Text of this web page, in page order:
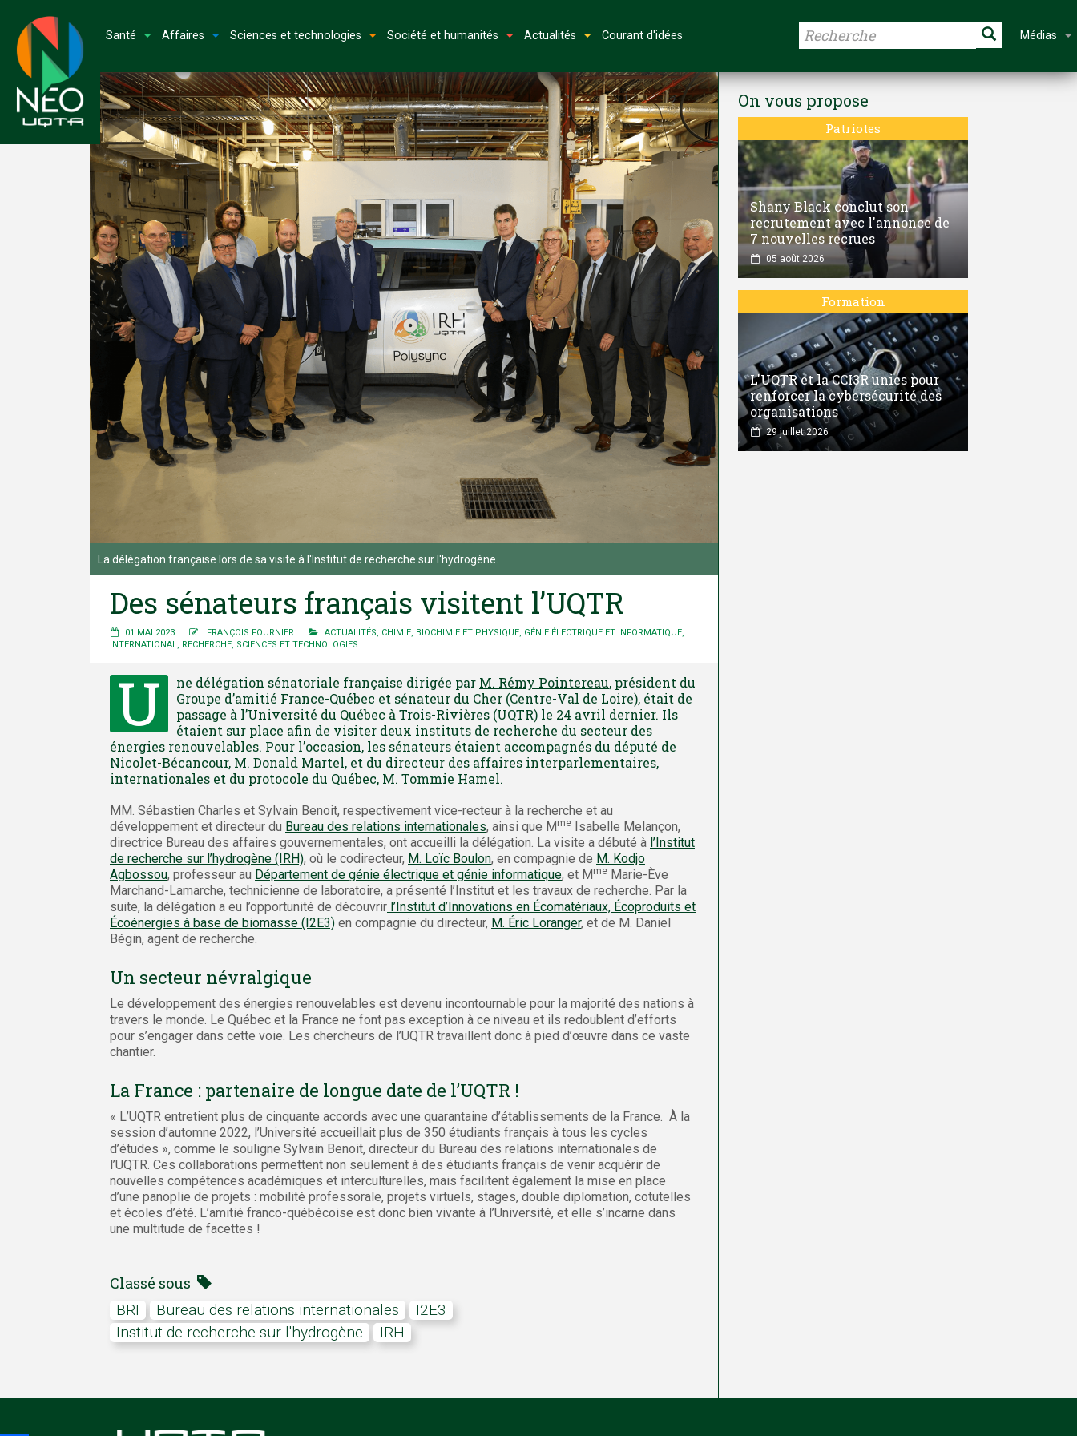
Santé Affaires Sciences et technologies Société et humanités Actualités Courant d'idées Médias
La délégation française lors de sa visite à l'Institut de recherche sur l'hydrogène.
Des sénateurs français visitent l’UQTR
01 MAI 2023 FRANÇOIS FOURNIER ACTUALITÉS, CHIMIE, BIOCHIMIE ET PHYSIQUE, GÉNIE ÉLECTRIQUE ET INFORMATIQUE,
INTERNATIONAL, RECHERCHE, SCIENCES ET TECHNOLOGIES
U ne délégation sénatoriale française dirigée par M. Rémy Pointereau, président du
Groupe d’amitié France-Québec et sénateur du Cher (Centre-Val de Loire), était de
passage à l’Université du Québec à Trois-Rivières (UQTR) le 24 avril dernier. Ils
étaient sur place afin de visiter deux instituts de recherche du secteur des
énergies renouvelables. Pour l’occasion, les sénateurs étaient accompagnés du député de
Nicolet-Bécancour, M. Donald Martel, et du directeur des affaires interparlementaires,
internationales et du protocole du Québec, M. Tommie Hamel.
MM. Sébastien Charles et Sylvain Benoit, respectivement vice-recteur à la recherche et au
développement et directeur du Bureau des relations internationales, ainsi que Mme Isabelle Melançon,
directrice Bureau des affaires gouvernementales, ont accueilli la délégation. La visite a débuté à l’Institut
de recherche sur l’hydrogène (IRH), où le codirecteur, M. Loïc Boulon, en compagnie de M. Kodjo
Agbossou, professeur au Département de génie électrique et génie informatique, et Mme Marie-Ève
Marchand-Lamarche, technicienne de laboratoire, a présenté l’Institut et les travaux de recherche. Par la
suite, la délégation a eu l’opportunité de découvrir l’Institut d’Innovations en Écomatériaux, Écoproduits et
Écoénergies à base de biomasse (I2E3) en compagnie du directeur, M. Éric Loranger, et de M. Daniel
Bégin, agent de recherche.
Un secteur névralgique
Le développement des énergies renouvelables est devenu incontournable pour la majorité des nations à
travers le monde. Le Québec et la France ne font pas exception à ce niveau et ils redoublent d’efforts
pour s’engager dans cette voie. Les chercheurs de l’UQTR travaillent donc à pied d’œuvre dans ce vaste
chantier.
La France : partenaire de longue date de l’UQTR !
« L’UQTR entretient plus de cinquante accords avec une quarantaine d’établissements de la France. À la
session d’automne 2022, l’Université accueillait plus de 350 étudiants français à tous les cycles
d’études », comme le souligne Sylvain Benoit, directeur du Bureau des relations internationales de
l’UQTR. Ces collaborations permettent non seulement à des étudiants français de venir acquérir de
nouvelles compétences académiques et interculturelles, mais facilitent également la mise en place
d’une panoplie de projets : mobilité professorale, projets virtuels, stages, double diplomation, cotutelles
et écoles d’été. L’amitié franco-québécoise est donc bien vivante à l’Université, et elle s’incarne dans
une multitude de facettes !
Classé sous
BRI Bureau des relations internationales
I2E3
Institut de recherche sur l'hydrogène
IRH
On vous propose
Patriotes
Shany Black conclut son
recrutement avec l'annonce de
7 nouvelles recrues
05 août 2026
Formation
L'UQTR et la CCI3R unies pour
renforcer la cybersécurité des
organisations
29 juillet 2026